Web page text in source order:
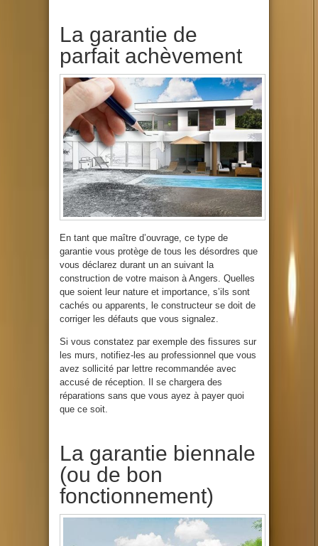
La garantie de
parfait achèvement
En tant que maître d’ouvrage, ce type de
garantie vous protège de tous les désordres que
vous déclarez durant un an suivant la
construction de votre maison à Angers. Quelles
que soient leur nature et importance, s’ils sont
cachés ou apparents, le constructeur se doit de
corriger les défauts que vous signalez.
Si vous constatez par exemple des fissures sur
les murs, notifiez-les au professionnel que vous
avez sollicité par lettre recommandée avec
accusé de réception. Il se chargera des
réparations sans que vous ayez à payer quoi
que ce soit.
La garantie biennale
(ou de bon
fonctionnement)